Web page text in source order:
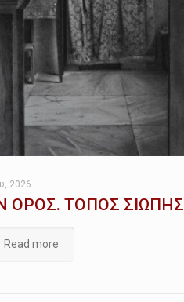
2026
ΟΡΟΣ. ΤΟΠΟΣ ΣΙΩΠΗΣ
Read more